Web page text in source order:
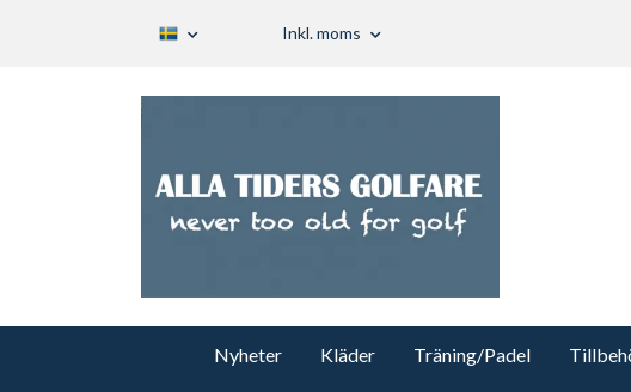
Inkl. moms
Nyheter Kläder Träning/Padel